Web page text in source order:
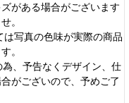
がある場合がございます
。
写真の色味が実際の商品
。
、予告なくデザイン、仕
がございので、予めご了